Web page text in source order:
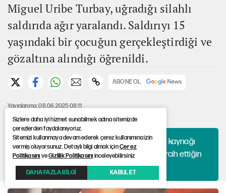
Miguel Uribe Turbay, uğradığı silahlı
saldırıda ağır yaralandı. Saldırıyı 15
yaşındaki bir çocuğun gerçekleştirdiği ve
gözaltına alındığı öğrenildi.
ABONE OL
Yayınlanma: 08.06.2025 08:11
Haberlerini algoritmaya bırakma, hangi kaynağı
okuyacağına sen karar ver. 12punto'yu tercih ettiğin
kaynaklar arasına ekle!
Sizlere daha iyi hizmet sunabilmek adına sitemizde
çerezlerden faydalanıyoruz.
Sitemizi kullanmaya devam ederek çerez kullanımına izin
vermiş oluyorsunuz. Detaylı bilgi almak içinÇerez
PolitikasınıveGizlilik Politikasınıinceleyebilirsiniz
DAHA FAZLA BİLGİ KABUL ET